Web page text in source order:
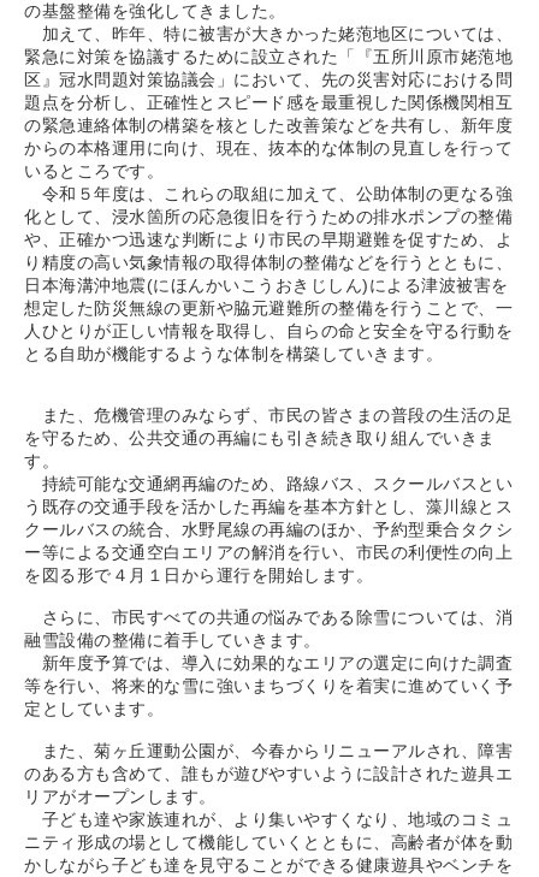
の基盤整備を強化してきました。
加えて、昨年、特に被害が大きかった姥萢地区については、
緊急に対策を協議するために設立された「『五所川原市姥萢地
区』冠水問題対策協議会」において、先の災害対応における問
題点を分析し、正確性とスピード感を最重視した関係機関相互
の緊急連絡体制の構築を核とした改善策などを共有し、新年度
からの本格運用に向け、現在、抜本的な体制の見直しを行って
いるところです。
令和５年度は、これらの取組に加えて、公助体制の更なる強
化として、浸水箇所の応急復旧を行うための排水ポンプの整備
や、正確かつ迅速な判断により市民の早期避難を促すため、よ
り精度の高い気象情報の取得体制の整備などを行うとともに、
日本海溝沖地震(にほんかいこうおきじしん)による津波被害を
想定した防災無線の更新や脇元避難所の整備を行うことで、一
人ひとりが正しい情報を取得し、自らの命と安全を守る行動を
とる自助が機能するような体制を構築していきます。
また、危機管理のみならず、市民の皆さまの普段の生活の足
を守るため、公共交通の再編にも引き続き取り組んでいきま
す。
持続可能な交通網再編のため、路線バス、スクールバスとい
う既存の交通手段を活かした再編を基本方針とし、藻川線とス
クールバスの統合、水野尾線の再編のほか、予約型乗合タクシ
ー等による交通空白エリアの解消を行い、市民の利便性の向上
を図る形で４月１日から運行を開始します。
さらに、市民すべての共通の悩みである除雪については、消
融雪設備の整備に着手していきます。
新年度予算では、導入に効果的なエリアの選定に向けた調査
等を行い、将来的な雪に強いまちづくりを着実に進めていく予
定としています。
また、菊ヶ丘運動公園が、今春からリニューアルされ、障害
のある方も含めて、誰もが遊びやすいように設計された遊具エ
リアがオープンします。
子ども達や家族連れが、より集いやすくなり、地域のコミュ
ニティ形成の場として機能していくとともに、高齢者が体を動
かしながら子ども達を見守ることができる健康遊具やベンチを